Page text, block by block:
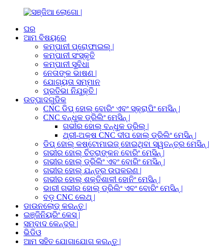
ଘର
ଆମ ବିଷୟରେ
କମ୍ପାନୀ ପ୍ରୋଫାଇଲ୍ |
କମ୍ପାନୀ ସଂସ୍କୃତି
କମ୍ପାନୀ ସୁବିଧା
ନେତାଙ୍କ ଭାଷଣ |
ଯୋଗ୍ୟତା ସମ୍ମାନ
ପ୍ରତିଭା ନିଯୁକ୍ତି |
ଉତ୍ପାଦଗୁଡିକ
CNC ଡିପ୍ ହୋଲ୍ ବୋରିଂ ଏବଂ ସ୍କ୍ରାପିଂ ମେସିନ୍ |
CNC ବନ୍ଧୁକ ଡ୍ରିଲିଂ ମେସିନ୍ |
ଗଭୀର ହୋଲ୍ ବନ୍ଧୁକ ଡ୍ରିଲ୍ |
ଥ୍ରୀ-ଅକ୍ଷ CNC ଦୀପ ହୋଲ୍ ଡ୍ରିଲିଂ ମେସିନ୍ |
ଡିପ୍ ହୋଲ୍ କଷ୍ଟୋମାଇଜ୍ ହୋଇଥିବା ସ୍ୱତନ୍ତ୍ର ମେସିନ୍ |
ଗଭୀର ହୋଲ୍ ଚିତ୍ରାଙ୍କନ ବୋରିଂ ମେସିନ୍ |
ଗଭୀର ହୋଲ୍ ଡ୍ରିଲିଂ ଏବଂ ବୋରିଂ ମେସିନ୍ |
ଗଭୀର ହୋଲ୍ ଯନ୍ତ୍ର ଉପକରଣ |
ଗଭୀର ହୋଲ୍ ଶକ୍ତିଶାଳୀ ହୋନିଂ ମେସିନ୍ |
ଭାରୀ ଗଭୀର ହୋଲ୍ ଡ୍ରିଲିଂ ଏବଂ ବୋରିଂ ମେସିନ୍ |
ବଡ଼ CNC ଲେଥ୍ |
ଡାଉନଲୋଡ୍ କରନ୍ତୁ |
ଇଞ୍ଜିନିୟରିଂ କେସ୍ |
ସମ୍ବାଦ କେନ୍ଦ୍ର |
ଭିଡିଓ
ଆମ ସହିତ ଯୋଗାଯୋଗ କରନ୍ତୁ |